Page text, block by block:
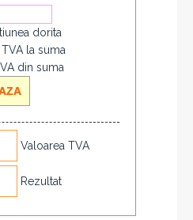
dorita
la suma
din suma
Valoarea TVA
Rezultat